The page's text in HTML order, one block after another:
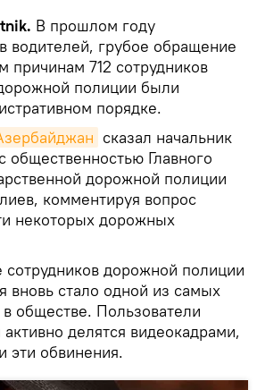
В прошлом году
водителей, грубое обращение
причинам 712 сотрудников
полиции были
порядке.
сказал начальник
общественностью Главного
дорожной полиции
комментируя вопрос
некоторых дорожных
сотрудников дорожной полиции
вновь стало одной из самых
обществе. Пользователи
делятся видеокадрами,
обвинения.